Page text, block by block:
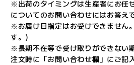
※出荷のタイミングは生産者にお任
についてのお問い合わせにはお答え
※お届け日指定はお受けできません
す。)
※長期不在等で受け取りができない
注文時に「お問い合わせ欄」にご記